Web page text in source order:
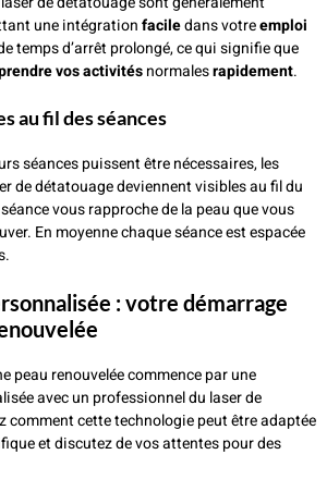
une intégrationfaciledans votreemploi
temps d’arrêt prolongé, ce qui signifie que
vos activitésnormalesrapidement.
au fil des séances
séances puissent être nécessaires, les
de détatouage deviennent visibles au fil du
vous rapproche de la peau que vous
En moyenne chaque séance est espacée
peau renouvelée commence par une
avec un professionnel du laserde
comment cette technologie peut être adaptée
et discutez de vos attentes pour des